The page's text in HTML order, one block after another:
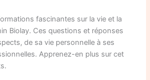
fascinantes sur la vie et la
Biolay. Ces questions et réponses
de sa vie personnelle à ses
Apprenez-en plus sur cet